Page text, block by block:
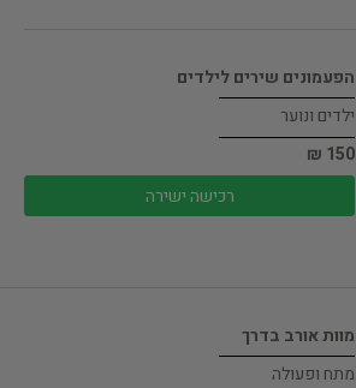
הפעמונים שירים לילדים
ילדים ונוער
150 ₪
רכישה ישירה
מוות אורב בדרך
מתח ופעולה